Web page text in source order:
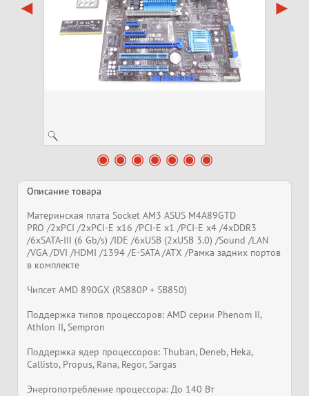
Описание товара
Материнская плата Socket AM3 ASUS M4A89GTD
PRO /2xPCI /2xPCI-E x16 /PCI-E x1 /PCI-E x4 /4xDDR3
/6xSATA-III (6 Gb/s) /IDE /6xUSB (2xUSB 3.0) /Sound /LAN
/VGA /DVI /HDMI /1394 /E-SATA /ATX /Рамка задних портов
в комплекте
Чипсет AMD 890GX (RS880P + SB850)
Поддержка типов процессоров: AMD серии Phenom II,
Athlon II, Sempron
Поддержка ядер процессоров: Thuban, Deneb, Heka,
Callisto, Propus, Rana, Regor, Sargas
Энергопотребление процессора: До 140 Вт